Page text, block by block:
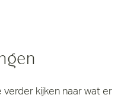
verder kijken naar wat er